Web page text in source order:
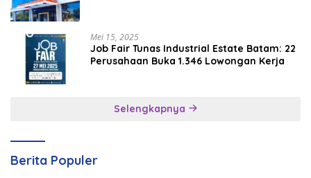
Mei 15, 2025
Job Fair Tunas Industrial Estate Batam: 22
Perusahaan Buka 1.346 Lowongan Kerja
Selengkapnya
Berita Populer